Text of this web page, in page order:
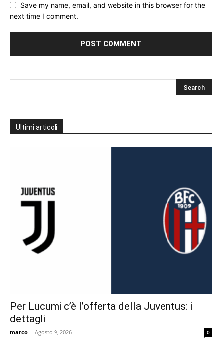
Save my name, email, and website in this browser for the
next time I comment.
Ultimi articoli
Per Lucumi c’è l’offerta della Juventus: i
dettagli
marco - Agosto 9, 2026 0